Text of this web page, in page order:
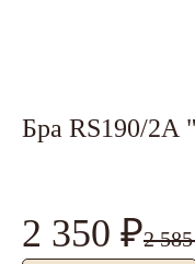
Бра RS190/2А
2 350 ₽2